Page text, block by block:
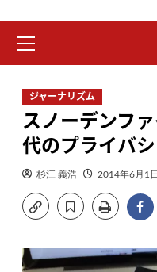
イ
ン
ニ
ュ
ー
ジャーナリズム
スノーデンフ
代のプライバ
杉江 義浩 2014年6月1日